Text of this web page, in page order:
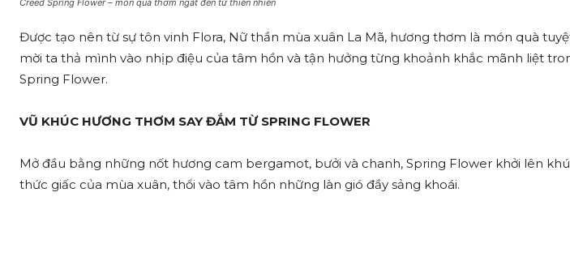
Creed Spring Flower – món quà thơm ngát đến từ thiên nhiên
Được tạo nên từ sự tôn vinh Flora, Nữ thần mùa xuân La Mã, hương thơm là món quà
mời ta thả mình vào nhịp điệu của tâm hồn và tận hưởng từng khoảnh khắc mãnh liệt
Spring Flower.
VŨ KHÚC HƯƠNG THƠM SAY ĐẮM TỪ SPRING FLOWER
Mở đầu bằng những nốt hương cam bergamot, bưởi và chanh, Spring Flower khởi lên
thức giấc của mùa xuân, thổi vào tâm hồn những làn gió đầy sảng khoái.